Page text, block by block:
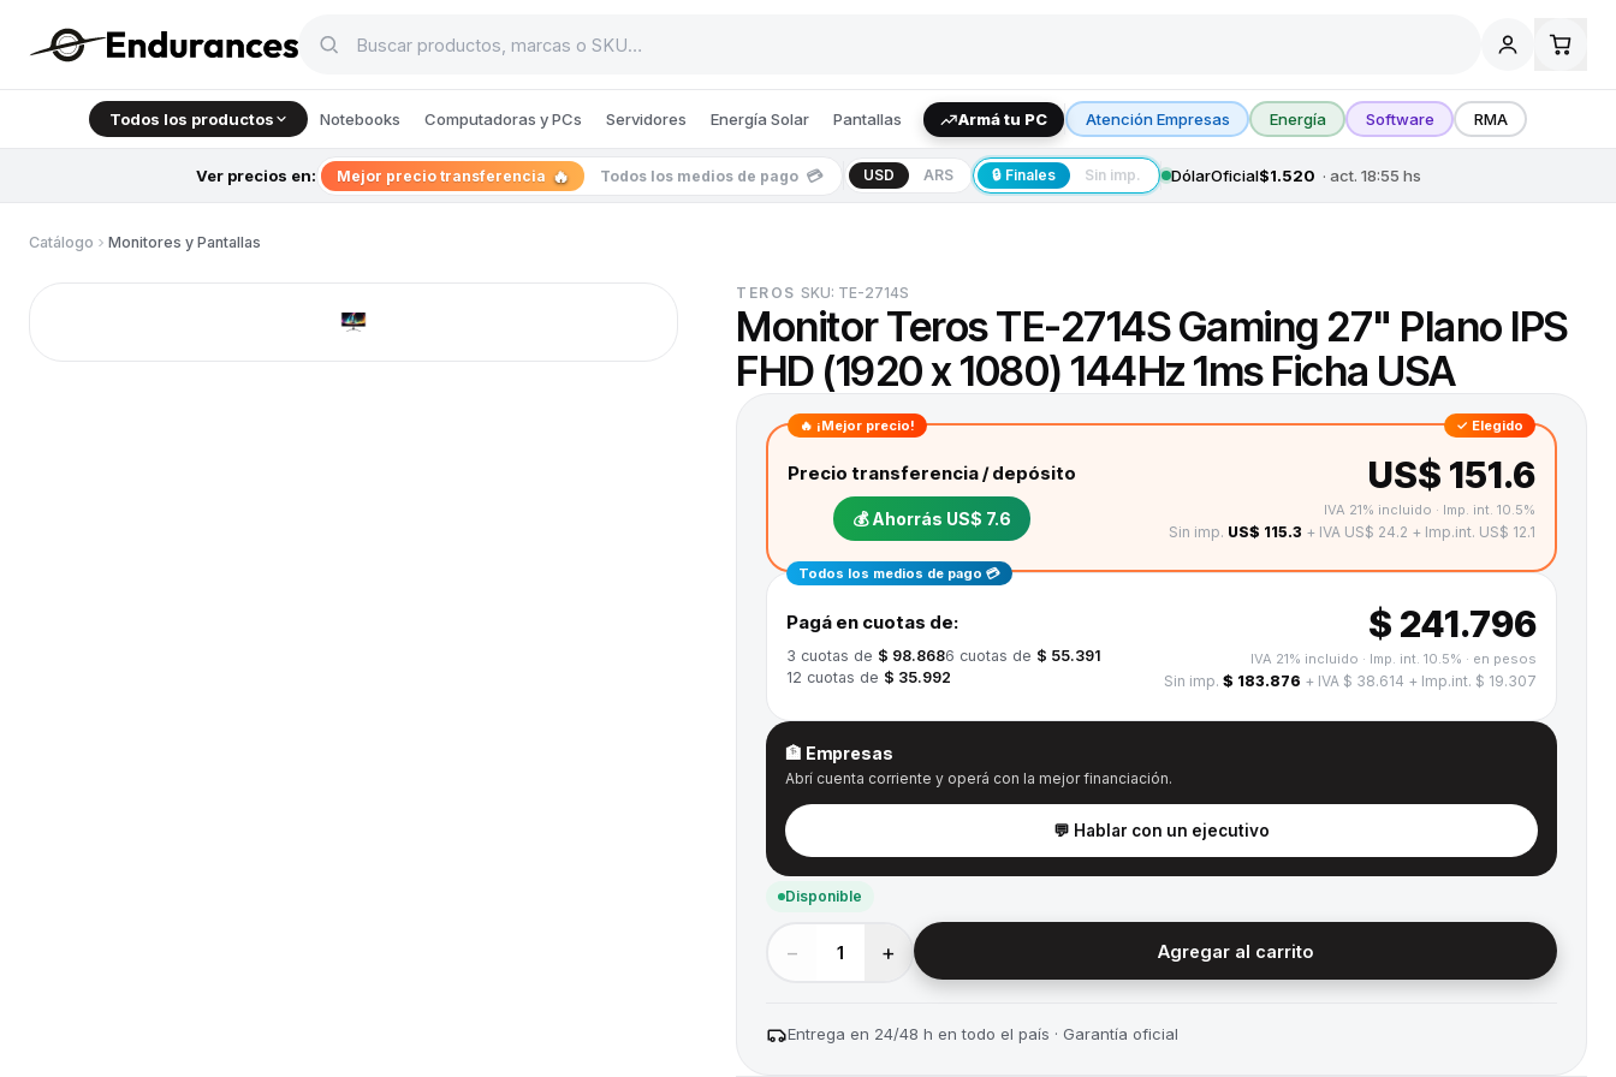
Todos los productos Notebooks Computadoras y PCs Servidores Energía Solar Pantallas Armá tu PC Atención Empresas Energía Software RMA
Ver precios en: Mejor precio transferencia 🔥 Todos los medios de pago 💳 USD ARS 🔒 Finales Sin imp. DólarOficial$1.520 · act. 18:55 hs
Catálogo Monitores y Pantallas
TEROS SKU: TE-2714S
Monitor Teros TE-2714S Gaming 27" Plano IPS
FHD (1920 x 1080) 144Hz 1ms Ficha USA
🔥 ¡Mejor precio! ✓ Elegido
Precio transferencia / depósito
💰 Ahorrás US$ 7.6
US$ 151.6
IVA 21% incluido · Imp. int. 10.5%
Sin imp. US$ 115.3 + IVA US$ 24.2 + Imp.int. US$ 12.1
Todos los medios de pago 💳
Pagá en cuotas de:
3 cuotas de $ 98.8686 cuotas de $ 55.391
12 cuotas de $ 35.992
$ 241.796
IVA 21% incluido · Imp. int. 10.5% · en pesos
Sin imp. $ 183.876 + IVA $ 38.614 + Imp.int. $ 19.307
🏦 Empresas
Abrí cuenta corriente y operá con la mejor financiación.
💬 Hablar con un ejecutivo
Disponible
− 1 + Agregar al carrito
Entrega en 24/48 h en todo el país · Garantía oficial